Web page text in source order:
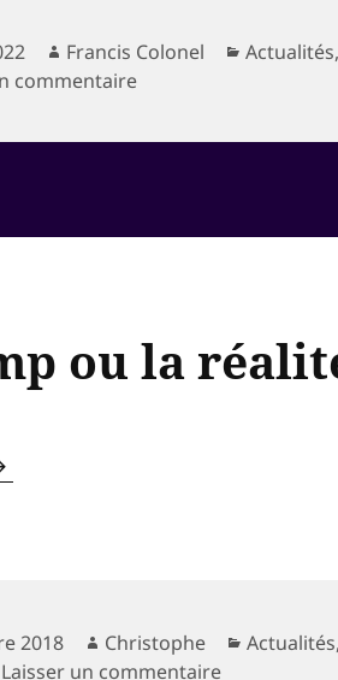
Auteur
Francis Colonel Catégories
Actualités,
commentairesur BAISSONS LES
ou la
2018 Auteur
Christophe Catégories
Actualités,
Laisser un commentairesur Trump